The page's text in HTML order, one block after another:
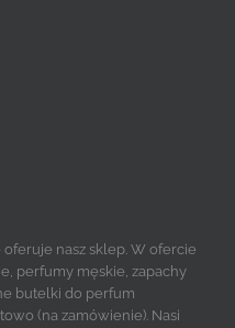
nasz sklep. W ofercie
perfumy męskie, zapachy
butelki do perfum
(na zamówienie). Nasi